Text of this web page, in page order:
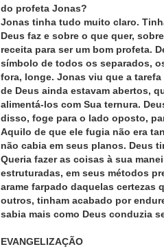
do profeta Jonas?
Jonas tinha tudo muito claro.
Deus faz e sobre o que quer,
receita para ser um bom profeta.
símbolo de todos os separados,
fora, longe. Jonas viu que a
de Deus ainda estavam abertos,
alimentá-los com Sua ternura.
disso, foge para o lado oposto,
Aquilo de que ele fugia não era
não cabia em seus planos. Deus
Queria fazer as coisas à sua
estruturadas, em seus métodos
arame farpado daquelas certezas
outros, tinham acabado por
sabia mais como Deus conduzia
EVANGELIZAÇÃO